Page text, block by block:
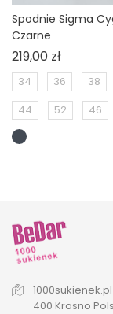
Spodnie Sigma
Czarne
219,00 złCena
34 36 38
44
52 46
1000sukienek.pl
400 Krosno